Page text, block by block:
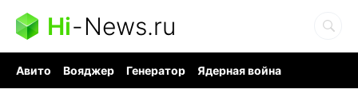
Hi-News.ru
Авито Вояджер Генератор
Ядерная война